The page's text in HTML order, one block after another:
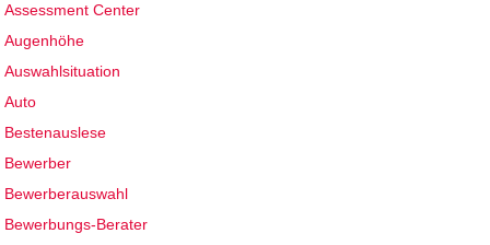
Assessment Center
Augenhöhe
Auswahlsituation
Auto
Bestenauslese
Bewerber
Bewerberauswahl
Bewerbungs-Berater